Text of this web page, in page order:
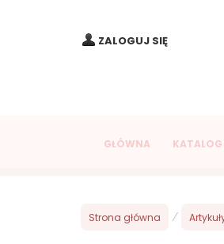
ZALOGUJ SIĘ
GŁÓWNA KATALOG
Strona główna /